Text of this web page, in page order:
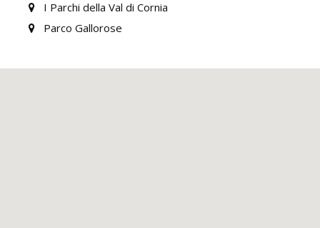
I Parchi della Val di Cornia
Parco Gallorose